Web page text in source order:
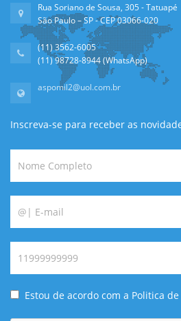
Rua Soriano de Sousa, 305 - Tatuapé
São Paulo – SP - CEP 03066-020
(11) 3562-6005
(11) 98728-8944 (WhatsApp)
aspomil2@uol.com.br
Inscreva-se para receber as
Estou de acordo com a Politica